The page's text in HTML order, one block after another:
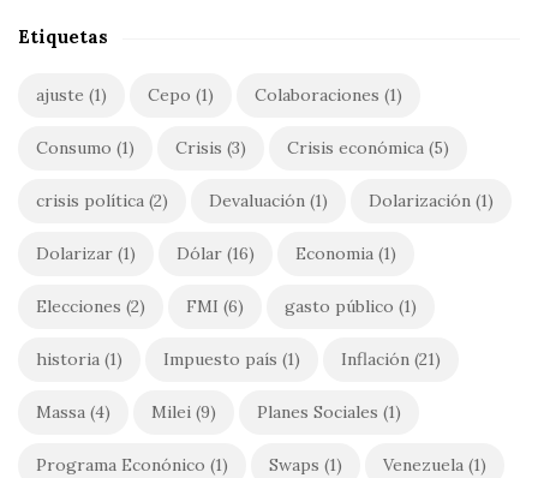
Etiquetas
ajuste (1) Cepo (1) Colaboraciones (1)
Consumo (1) Crisis (3) Crisis económica (5)
crisis política (2) Devaluación (1) Dolarización (1)
Dolarizar (1) Dólar (16) Economia (1)
Elecciones (2) FMI (6) gasto público (1)
historia (1) Impuesto país (1) Inflación (21)
Massa (4) Milei (9) Planes Sociales (1)
Programa Econónico (1) Swaps (1) Venezuela (1)